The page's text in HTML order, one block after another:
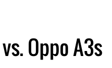
Oppo A3s